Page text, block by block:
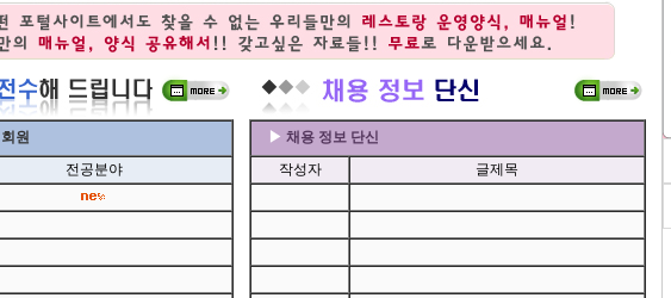
원
전공분야
▶ 채용 정보 단신
작성자
글제목